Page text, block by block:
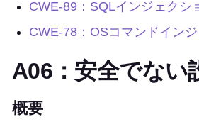
CWE-89：SQLインジェクシ
CWE-78：OSコマンドイン
A06：安全でない
概要